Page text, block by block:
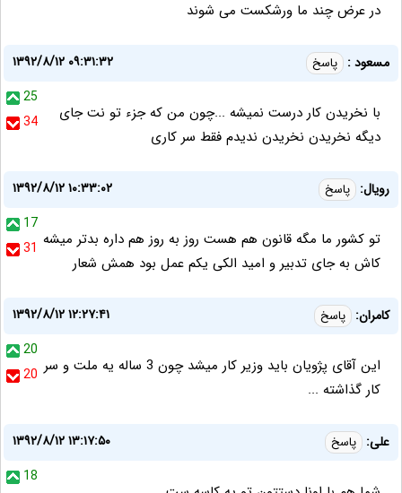
در عرض چند ما ورشکست می شوند
مسعود : پاسخ
۱۳۹۲/۸/۱۲ ۰۹:۳۱:۳۲
25
34
با نخریدن کار درست نمیشه ...چون من که جزء تو نت جای
دیگه نخریدن نخریدن ندیدم فقط سر کاری
رویال: پاسخ
۱۳۹۲/۸/۱۲ ۱۰:۳۳:۰۲
17
31 تو کشور ما مگه قانون هم هست روز به روز هم داره بدتر میشه
کاش به جای تدبیر و امید الکی یکم عمل بود همش شعار
کامران: پاسخ
۱۳۹۲/۸/۱۲ ۱۲:۲۷:۴۱
20
20 این آقای پژویان باید وزیر کار میشد چون 3 ساله یه ملت و سر
کار گذاشته ...
علی: پاسخ
۱۳۹۲/۸/۱۲ ۱۳:۱۷:۵۰
18